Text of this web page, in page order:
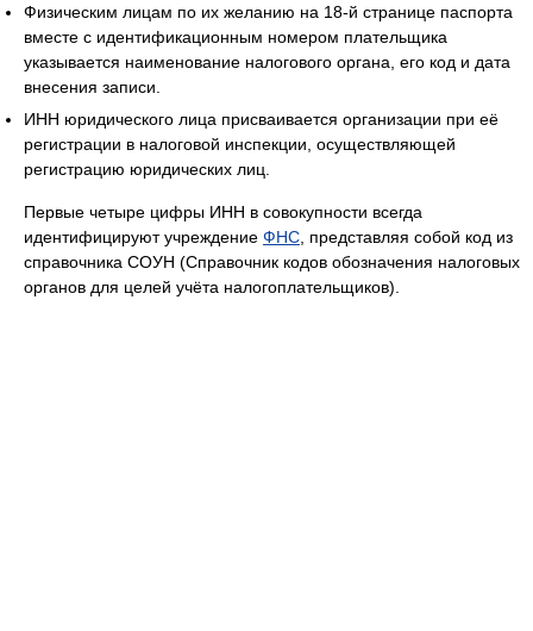
Физическим лицам по их желанию на 18-й странице паспорта
вместе с идентификационным номером плательщика
указывается наименование налогового органа, его код и дата
внесения записи.
ИНН юридического лица присваивается организации при её
регистрации в налоговой инспекции, осуществляющей
регистрацию юридических лиц.
Первые четыре цифры ИНН в совокупности всегда
идентифицируют учреждение ФНС , представляя собой код из
справочника СОУН (Справочник кодов обозначения налоговых
органов для целей учёта налогоплательщиков).